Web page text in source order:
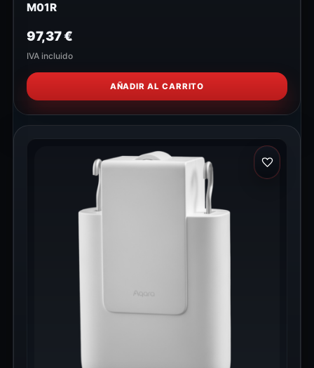
M01R
97,37€
IVA incluido
AÑADIR AL CARRITO